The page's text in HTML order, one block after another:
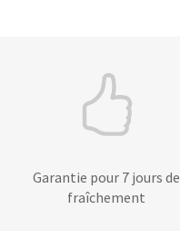
Garantie pour 7 jours de
fraîchement